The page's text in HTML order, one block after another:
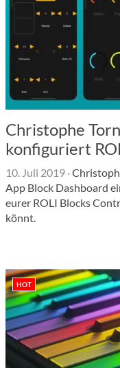
Christophe
konfiguriert
10. Juli 2019 ·
App Block Dashboard
eurer ROLI Blocks
könnt.
HOT